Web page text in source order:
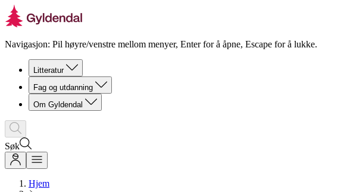
Navigasjon: Pil høyre/venstre mellom menyer, Enter for å åpne, Escape for å lukke.
Litteratur
Fag og utdanning
Om Gyldendal
Søk
Hjem